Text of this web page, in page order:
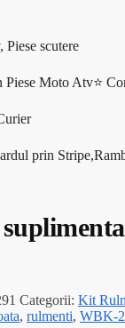
Piese scutere
Piese Moto Atv⭐️
prin
Categorii: Kit
, rulmenti, WBK-